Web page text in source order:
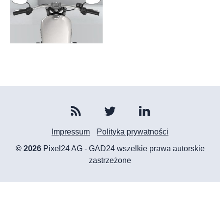
© 2026Pixel24 AG - GAD24 wszelkie prawa autorskie
zastrzeżone
Impressum Polityka prywatności